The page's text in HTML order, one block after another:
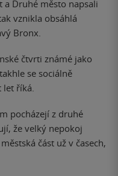
a Druhé město napsali
vznikla obsáhlá
Bronx.
čtvrti známé jako
se sociálně
let říká.
pocházejí z druhé
že velký nepokoj
část už v časech,